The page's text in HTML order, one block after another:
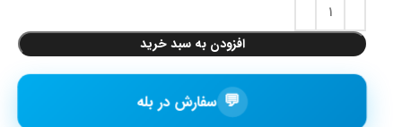
افزودن به سبد خرید
💬 سفارش در بله